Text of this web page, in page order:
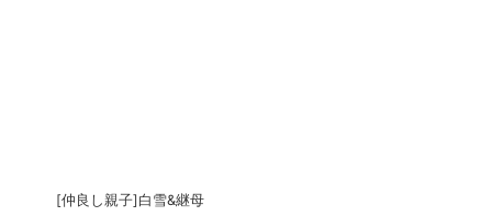
[仲良し親子]白雪&継母